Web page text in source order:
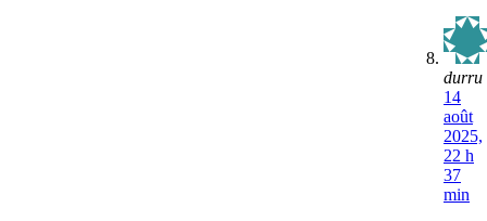
durru
14
août
2025,
22 h
37
min